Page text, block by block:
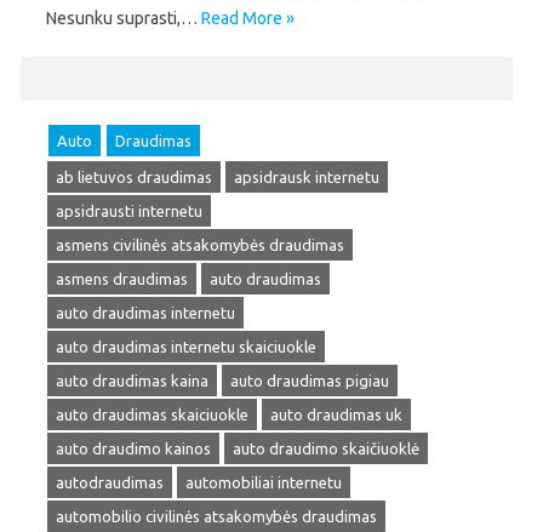
Nesunku suprasti,… Read More »
Auto Draudimas
ab lietuvos draudimas
apsidrausk internetu
apsidrausti internetu
asmens civilinės atsakomybės draudimas
asmens draudimas
auto draudimas
auto draudimas internetu
auto draudimas internetu skaiciuokle
auto draudimas kaina
auto draudimas pigiau
auto draudimas skaiciuokle
auto draudimas uk
auto draudimo kainos
auto draudimo skaičiuoklė
autodraudimas
automobiliai internetu
automobilio civilinės atsakomybės draudimas